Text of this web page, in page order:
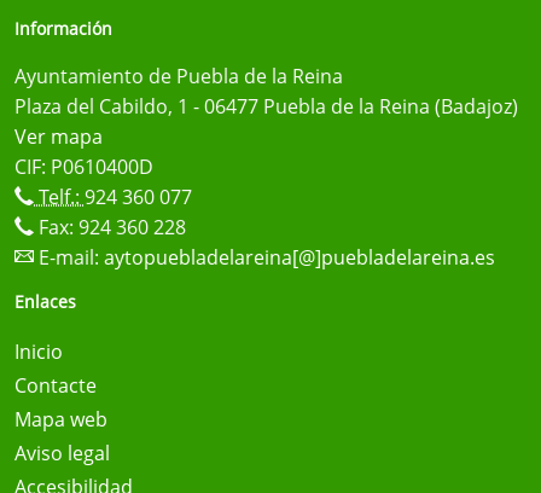
Información
Ayuntamiento de Puebla de la Reina
Plaza del Cabildo, 1 - 06477 Puebla de la Reina (Badajoz)
Ver mapa
CIF: P0610400D
Telf.: 924 360 077
Fax: 924 360 228
E-mail: aytopuebladelareina[@]puebladelareina.es
Enlaces
Inicio
Contacte
Mapa web
Aviso legal
Accesibilidad